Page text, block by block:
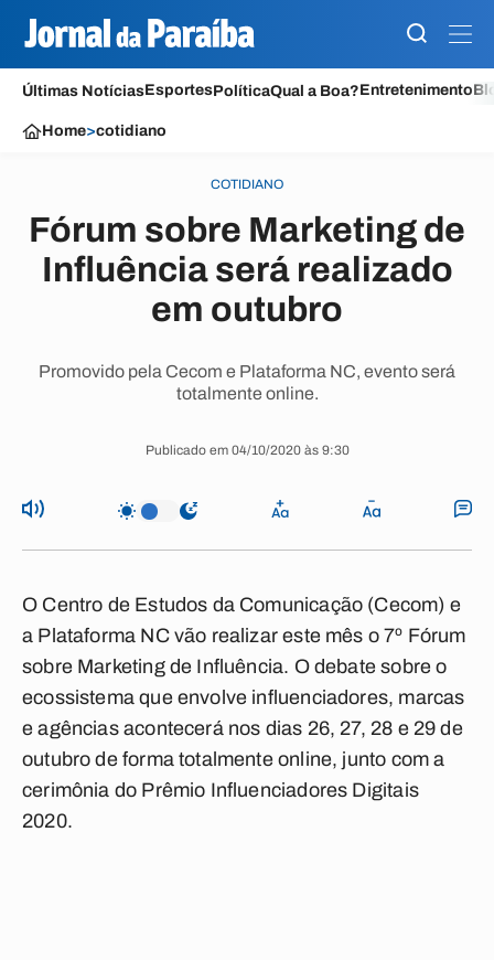
Últimas NotíciasEsportesPolíticaQual a Boa?Entretenimento
Home>cotidiano
COTIDIANO
Fórum sobre Marketing de
Influência será realizado
em outubro
Promovido pela Cecom e Plataforma NC, evento será
totalmente online.
Publicado em 04/10/2020 às 9:30
O Centro de Estudos da Comunicação (Cecom) e
a Plataforma NC vão realizar este mês o 7º Fórum
sobre Marketing de Influência. O debate sobre o
ecossistema que envolve influenciadores, marcas
e agências acontecerá nos dias 26, 27, 28 e 29 de
outubro de forma totalmente online, junto com a
cerimônia do Prêmio Influenciadores Digitais
2020.